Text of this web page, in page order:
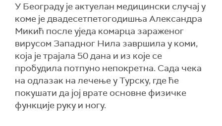
У Београду је актуелан медицински случај у
коме је двадесетпетогодишња Александра
Микић после уједа комарца зараженог
вирусом Западног Нила завршила у коми,
која је трајала 50 дана и из које се
пробудила потпуно непокретна. Сада чека
на одлазак на лечење у Турску, где ће
покушати да јој врате основне физичке
функције руку и ногу.